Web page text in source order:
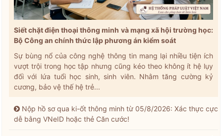
Siết chặt điện thoại thông minh và mạng xã hội trường học:
Bộ Công an chính thức lập phương án kiểm soát
Sự bùng nổ của công nghệ thông tin mang lại nhiều tiện ích
vượt trội trong học tập nhưng cũng kéo theo không ít hệ lụy
đối với lứa tuổi học sinh, sinh viên. Nhằm tăng cường kỷ
cương, bảo vệ thế hệ trẻ...
Nộp hồ sơ qua ki-ốt thông minh từ 05/8/2026: Xác thực cực
dễ bằng VNeID hoặc thẻ Căn cước!